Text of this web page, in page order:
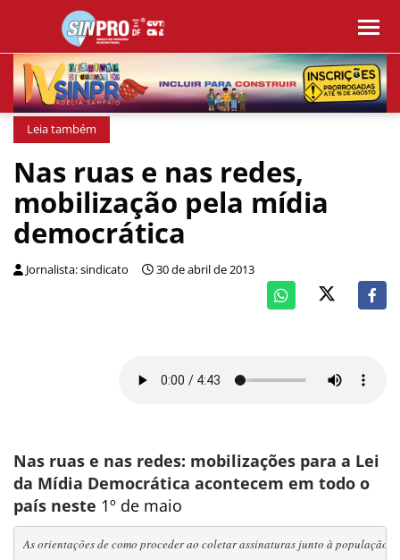
Leia também
Nas ruas e nas redes,
mobilização pela mídia
democrática
Jornalista: sindicato 30 de abril de 2013
Nas ruas e nas redes: mobilizações para a Lei
da Mídia Democrática acontecem em todo o
país neste 1º de maio
As orientações de como proceder ao coletar assinaturas junto à população